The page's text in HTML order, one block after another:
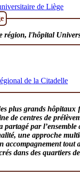
de Liège
région, l'hôpital
de la Citadelle
plus grands
de centres de
partagé par
une approche
tout
dans des quartiers